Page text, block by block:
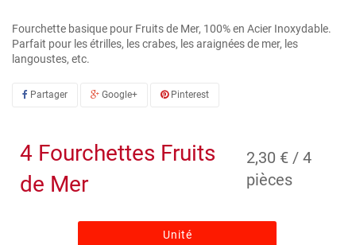
Fourchette basique pour Fruits de Mer, 100% en Acier Inoxydable.
Parfait pour les étrilles, les crabes, les araignées de mer, les
langoustes, etc.
Partager Google+ Pinterest
4 Fourchettes Fruits
de Mer
2,30 € / 4
pièces
Unité